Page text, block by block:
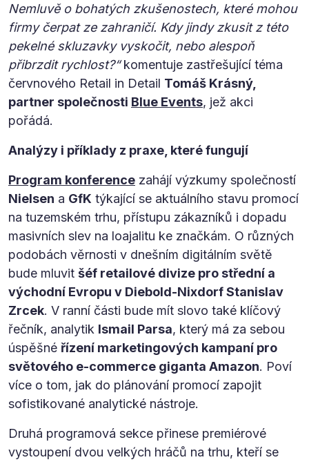
Nemluvě o bohatých zkušenostech, které mohou
firmy čerpat ze zahraničí. Kdy jindy zkusit z této
pekelné skluzavky vyskočit, nebo alespoň
přibrzdit rychlost?“komentuje zastřešující téma
červnového Retail in Detail Tomáš Krásný,
partner společnosti Blue Events, jež akci
pořádá.
Analýzy i příklady z praxe, které fungují
Program konference zahájí výzkumy společností
Nielsen a GfK týkající se aktuálního stavu promocí
na tuzemském trhu, přístupu zákazníků i dopadu
masivních slev na loajalitu ke značkám. O různých
podobách věrnosti v dnešním digitálním světě
bude mluvit šéf retailové divize pro střední a
východní Evropu v Diebold-Nixdorf Stanislav
Zrcek. V ranní části bude mít slovo také klíčový
řečník, analytik Ismail Parsa, který má za sebou
úspěšné řízení marketingových kampaní pro
světového e-commerce giganta Amazon. Poví
více o tom, jak do plánování promocí zapojit
sofistikované analytické nástroje.
Druhá programová sekce přinese premiérové
vystoupení dvou velkých hráčů na trhu, kteří se